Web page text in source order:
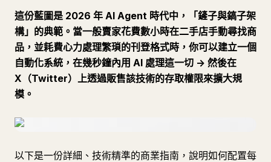
這份藍圖是 2026 年 AI Agent 時代中，「鏟子與鎬子架
構」的典範。當一般賣家花費數小時在二手店手動尋找商
品，並耗費心力處理繁瑣的刊登格式時，你可以建立一個
自動化系統，在幾秒鐘內用 AI 處理這一切 -> 然後在
X（Twitter）上透過販售該技術的存取權限來擴大規
模。
以下是一份詳細、技術精準的商業指南，說明如何配置每